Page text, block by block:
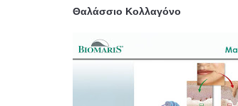
Θαλάσσιο Κολλαγόνο